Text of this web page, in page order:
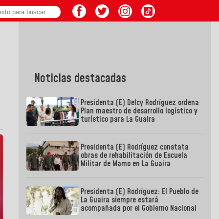
Noticias destacadas
Presidenta (E) Delcy Rodríguez ordena
Plan maestro de desarrollo logístico y
turístico para La Guaira
Presidenta (E) Rodríguez constata
obras de rehabilitación de Escuela
Militar de Mamo en La Guaira
Presidenta (E) Rodríguez: El Pueblo de
La Guaira siempre estará
acompañada por el Gobierno Nacional